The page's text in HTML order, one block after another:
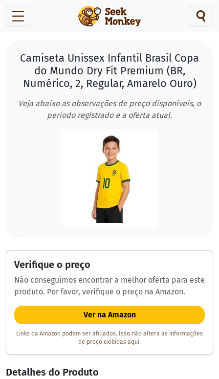
Camiseta Unissex Infantil Brasil Copa
do Mundo Dry Fit Premium (BR,
Numérico, 2, Regular, Amarelo Ouro)
Veja abaixo as observações de preço disponíveis, o
período registrado e a oferta atual.
Verifique o preço
Não conseguimos encontrar a melhor oferta para este
produto. Por favor, verifique o preço na Amazon.
Ver na Amazon
Links da Amazon podem ser afiliados. Isso não altera as informações
de preço exibidas aqui.
Detalhes do Produto